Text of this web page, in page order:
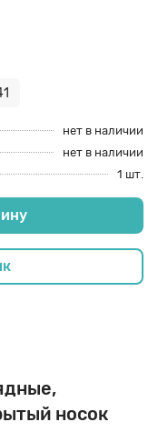
нет в наличии
нет в наличии
1 шт.
носок